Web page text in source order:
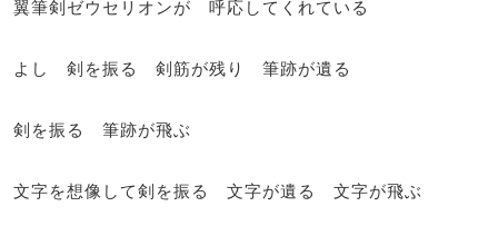
翼筆剣ゼウセリオンが 呼応してくれている
よし 剣を振る 剣筋が残り 筆跡が遺る
剣を振る 筆跡が飛ぶ
文字を想像して剣を振る 文字が遺る 文字が飛ぶ